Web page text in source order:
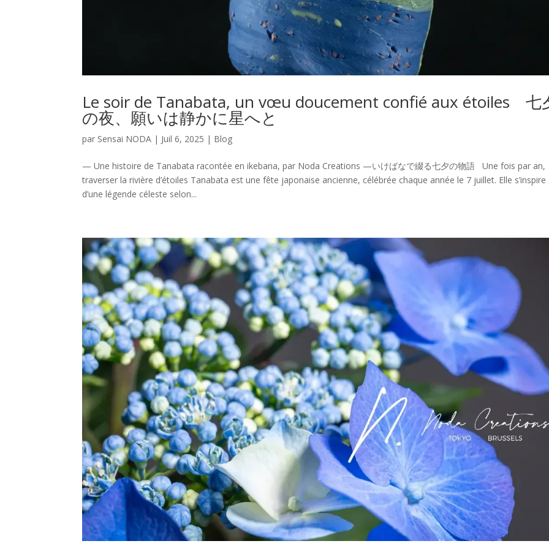
Le soir de Tanabata, un vœu doucement confié aux étoiles 七
の夜、願いは静かに星へと
par Sensai NODA | Juil 6, 2025 | Blog
— Une histoire de Tanabata racontée en ikebana, par Noda Creations —いけばなで綴る七夕の物語 Une fois par an,
traverser la rivière d’étoiles Tanabata est une fête japonaise ancienne, célébrée chaque année le 7 juillet. Elle s’inspire
d’une légende céleste selon...